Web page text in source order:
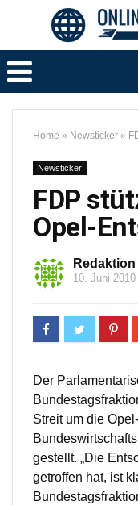
Home » Newsticker »
Newsticker
FDP
Opel-
Redaktion
10. Juni 2010
Der
Streit um die
gestellt. „Die
getroffen hat, ist